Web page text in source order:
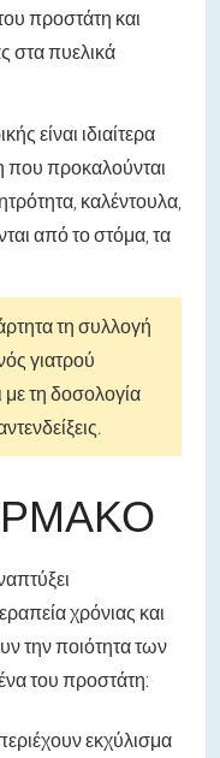
προστάτη και
στα πυελικά
είναι ιδιαίτερα
που προκαλούνται
καλέντουλα,
από το στόμα, τα
τη συλλογή
γιατρού
τη δοσολογία
χρόνιας και
την ποιότητα των
του προστάτη:
εκχύλισμα